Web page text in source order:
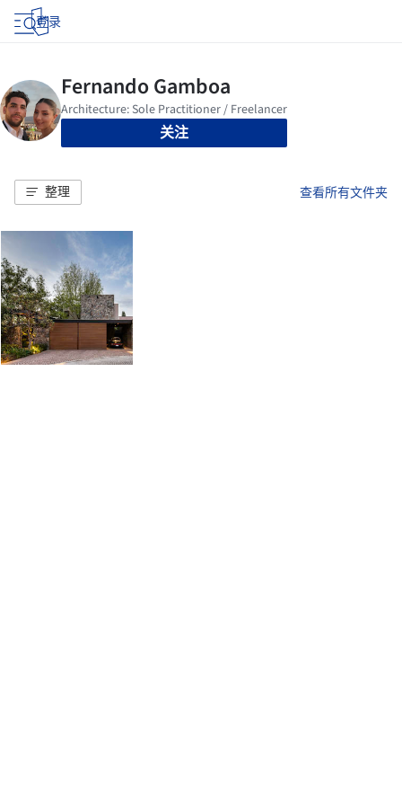
登录
关注
整理 查看所有文件夹